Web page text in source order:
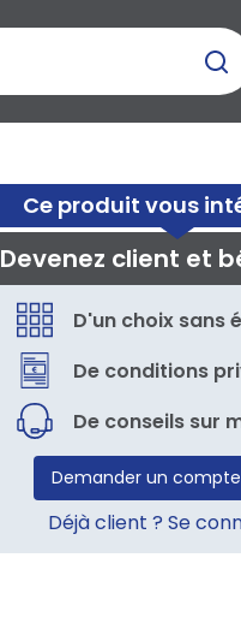
Ce produit vous
Devenez client et
D'un choix sans
De conditions
De conseils sur
Demander un
Déjà client ? Se